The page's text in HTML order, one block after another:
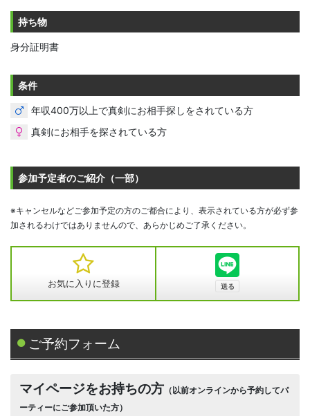
持ち物
身分証明書
条件
年収400万以上で真剣にお相手探しをされている方
真剣にお相手を探されている方
参加予定者のご紹介（一部）
※キャンセルなどご参加予定の方のご都合により、表示されている方が必ず参
加されるわけではありませんので、あらかじめご了承ください。
お気に入りに登録
ご予約フォーム
マイページをお持ちの方 （以前オンラインから予約してパ
ーティーにご参加頂いた方）